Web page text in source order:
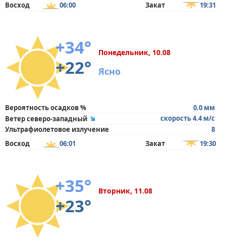
Восход
06:00 Закат 19:31
+34°
+22°
Понедельник, 10.08
Ясно
Вероятность осадков %
0.0 мм
Ветер северо-западный
скорость 4.4 м/с
Ультрафиолетовое излучение
8
Восход
06:01 Закат 19:30
+35°
+23°
Вторник, 11.08